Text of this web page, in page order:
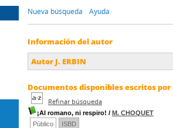
Nueva búsqueda Ayuda
Información del autor
Autor J. ERBIN
Documentos disponibles escritos
Refinar búsqueda
¡Al romano, ni respiro! / M. CHOQUET
Público
ISBD